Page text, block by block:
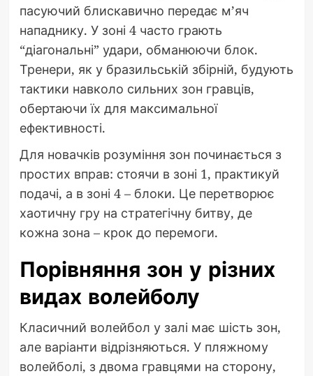
пасуючий блискавично передає м’яч
нападнику. У зоні 4 часто грають
“діагональні” удари, обманюючи блок.
Тренери, як у бразильській збірній, будують
тактики навколо сильних зон гравців,
обертаючи їх для максимальної
ефективності.
Для новачків розуміння зон починається з
простих вправ: стоячи в зоні 1, практикуй
подачі, а в зоні 4 – блоки. Це перетворює
хаотичну гру на стратегічну битву, де
кожна зона – крок до перемоги.
Порівняння зон у різних
видах волейболу
Класичний волейбол у залі має шість зон,
але варіанти відрізняються. У пляжному
волейболі, з двома гравцями на сторону,